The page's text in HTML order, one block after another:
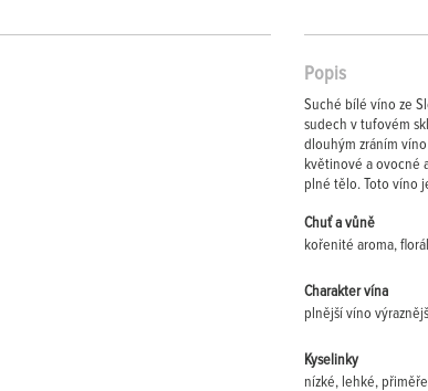
Popis
Suché bílé víno ze
sudech v tufovém
dlouhým zráním
květinové a ovocné
plné tělo. Toto víno
Chuť a vůně
kořenité aroma,
Charakter vína
plnější víno
Kyselinky
nízké, lehké,